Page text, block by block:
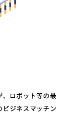
ロボット等の最
ビジネスマッチン